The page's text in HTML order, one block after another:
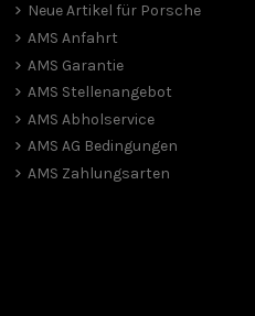
Neue Artikel für Porsche
AMS Anfahrt
AMS Garantie
AMS Stellenangebot
AMS Abholservice
AMS AG Bedingungen
AMS Zahlungsarten